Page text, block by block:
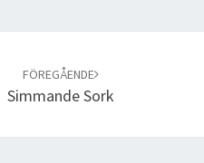
FÖREGÅENDE
Simmande Sork